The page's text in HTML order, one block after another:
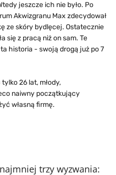
jeszcze ich nie było. Po
Akwizgranu Max zdecydował
ze skóry bydlęcej. Ostatecznie
się z pracą niż on sam. Te
historia - swoją drogą już po 7
26 lat, młody,
naiwny początkujący
własną firmę.
trzy wyzwania: